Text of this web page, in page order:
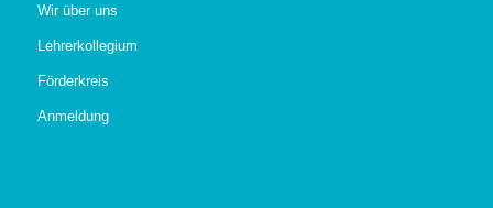
Wir über uns
Lehrerkollegium
Förderkreis
Anmeldung